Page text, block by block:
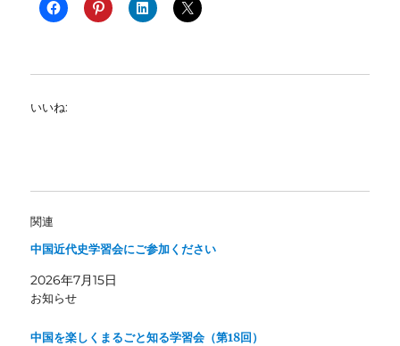
いいね:
関連
中国近代史学習会にご参加ください
2026年7月15日
お知らせ
中国を楽しくまるごと知る学習会（第18回）